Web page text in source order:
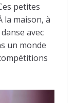
petites
la maison, à
avec
un monde